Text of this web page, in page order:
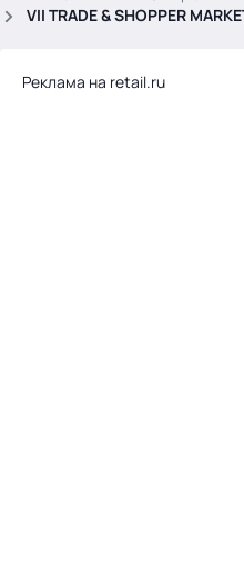
VII TRADE & SHOPPER
Реклама на retail.ru